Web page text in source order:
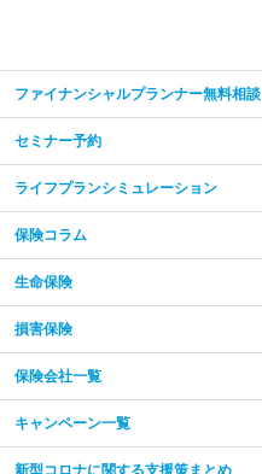
ファイナンシャルプランナー無料相談
セミナー予約
ライフプランシミュレーション
保険コラム
生命保険
損害保険
保険会社一覧
キャンペーン一覧
新型コロナに関する支援策まとめ